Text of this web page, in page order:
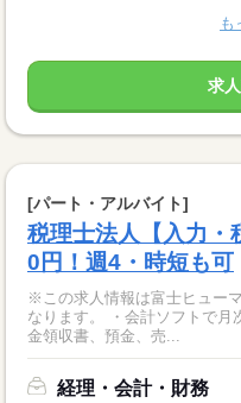
も
求
[パート・アルバイト]
税理士法人【入力・
0円！週4・時短も可
※この求人情報は富士ヒュー
なります。 ・会計ソフトで月
金領収書、預金、売...
経理・会計・財務